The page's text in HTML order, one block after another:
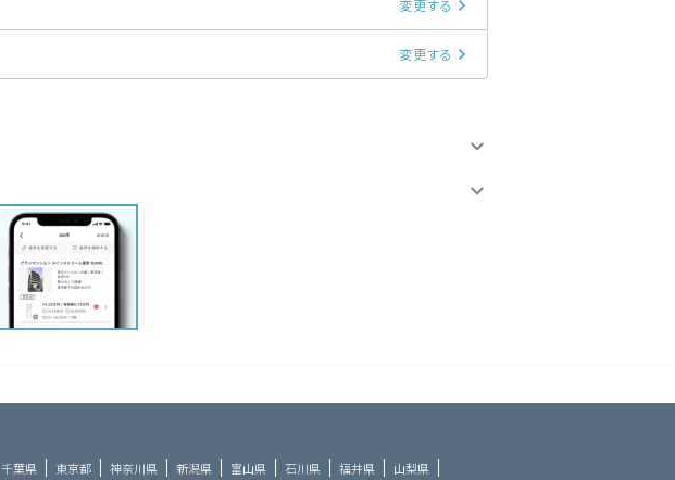
変更する
変更する
千葉県 東京都 神奈川県 新潟県 富山県 石川県 福井県 山梨県